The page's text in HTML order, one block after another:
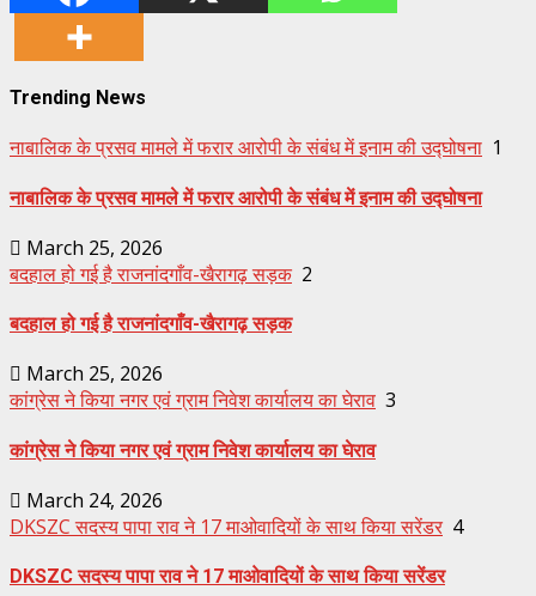
Trending News
नाबालिक के प्रसव मामले में फरार आरोपी के संबंध में इनाम की उद्घोषना 1
नाबालिक के प्रसव मामले में फरार आरोपी के संबंध में इनाम की उद्घोषना
March 25, 2026
बदहाल हो गई है राजनांदगाँव-खैरागढ़ सड़क 2
बदहाल हो गई है राजनांदगाँव-खैरागढ़ सड़क
March 25, 2026
कांग्रेस ने किया नगर एवं ग्राम निवेश कार्यालय का घेराव 3
कांग्रेस ने किया नगर एवं ग्राम निवेश कार्यालय का घेराव
March 24, 2026
DKSZC सदस्य पापा राव ने 17 माओवादियों के साथ किया सरेंडर 4
DKSZC सदस्य पापा राव ने 17 माओवादियों के साथ किया सरेंडर